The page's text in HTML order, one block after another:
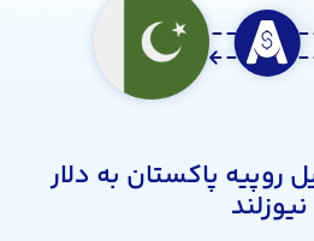
روپیه پاکستان به دلار
نیوزلند